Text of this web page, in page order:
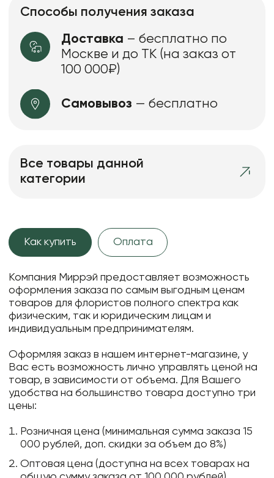
Способы получения заказа
Доставка – бесплатно по
Москве и до ТК (на заказ от
100 000₽)
Самовывоз — бесплатно
Все товары данной
категории
Как купить Оплата
Компания Миррэй предоставляет возможность
оформления заказа по самым выгодным ценам
товаров для флористов полного спектра как
физическим, так и юридическим лицам и
индивидуальным предпринимателям.
Оформляя заказ в нашем интернет-магазине, у
Вас есть возможность лично управлять ценой на
товар, в зависимости от объема. Для Вашего
удобства на большинство товара доступно три
цены:
Розничная цена (минимальная сумма заказа 15
000 рублей, доп. скидки за объем до 8%)
Оптовая цена (доступна на всех товарах на